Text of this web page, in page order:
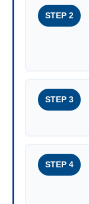
STEP 2
STEP 3
STEP 4